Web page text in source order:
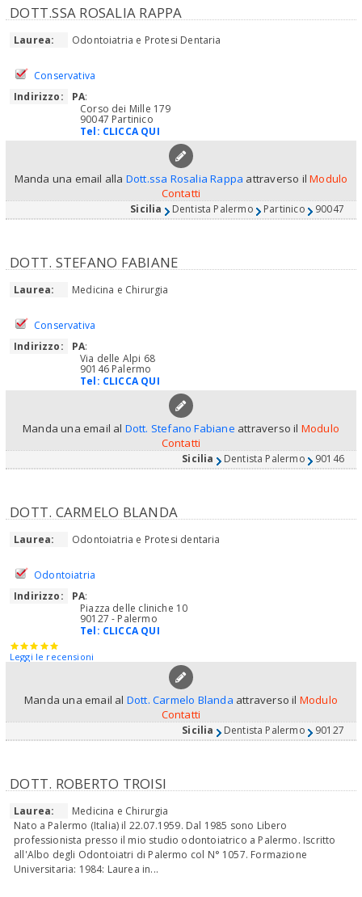
DOTT.SSA ROSALIA RAPPA
Laurea: Odontoiatria e Protesi Dentaria
Conservativa
Indirizzo:
PA:
Corso dei Mille 179
90047 Partinico
Tel: CLICCA QUI
Manda una email alla Dott.ssa Rosalia Rappa attraverso ilModulo
Contatti
Sicilia Dentista Palermo Partinico 90047
DOTT. STEFANO FABIANE
Laurea: Medicina e Chirurgia
Conservativa
Indirizzo:
PA:
Via delle Alpi 68
90146 Palermo
Tel: CLICCA QUI
Manda una email al Dott. Stefano Fabiane attraverso il Modulo
Contatti
Sicilia Dentista Palermo 90146
DOTT. CARMELO BLANDA
Laurea: Odontoiatria e Protesi dentaria
Odontoiatria
Indirizzo:
PA:
Piazza delle cliniche 10
90127 - Palermo
Tel: CLICCA QUI
Leggi le recensioni
Manda una email al Dott. Carmelo Blanda attraverso il Modulo
Contatti
Sicilia Dentista Palermo 90127
DOTT. ROBERTO TROISI
Laurea:
Medicina e Chirurgia
Nato a Palermo (Italia) il 22.07.1959. Dal 1985 sono Libero
professionista presso il mio studio odontoiatrico a Palermo. Iscritto
all'Albo degli Odontoiatri di Palermo col N° 1057. Formazione
Universitaria: 1984: Laurea in...